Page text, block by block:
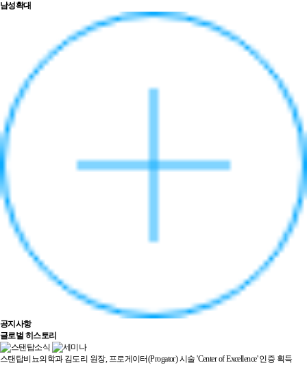
남성확대
공지사항
글로벌 히스토리
스탠탑비뇨의학과 김도리 원장, 프로게이터(Progator) 시술 'Center of Excellence' 인증 획득